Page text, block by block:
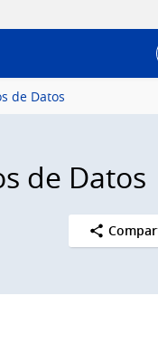
de Datos
de Datos